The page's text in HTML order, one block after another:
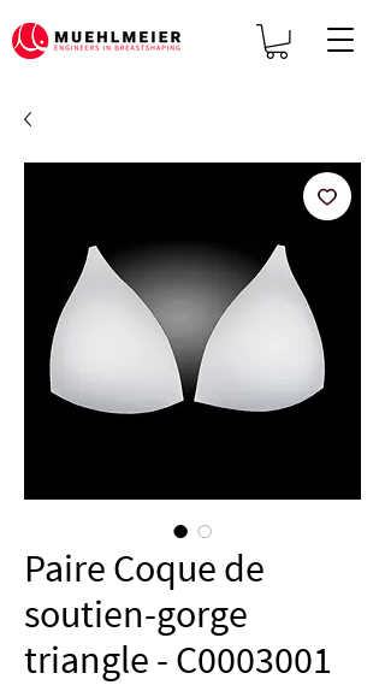
Paire Coque de
soutien-gorge
triangle - C0003001